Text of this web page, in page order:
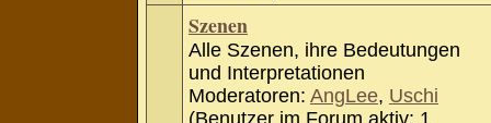
Szenen
Alle Szenen, ihre Bedeutungen
und Interpretationen
Moderatoren: AngLee, Uschi
(Benutzer im Forum aktiv: 1